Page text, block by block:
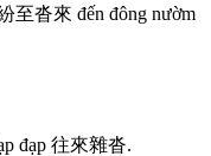
至沓來 đến đông nườm
p đạp 往來雜沓.